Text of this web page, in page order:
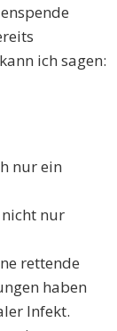
ich sagen:
nur ein
nur
rettende
haben
Infekt.